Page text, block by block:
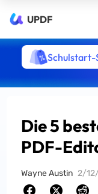
UPDF
Schulstart-
Die 5
PDF-
Wayne Austin 2/